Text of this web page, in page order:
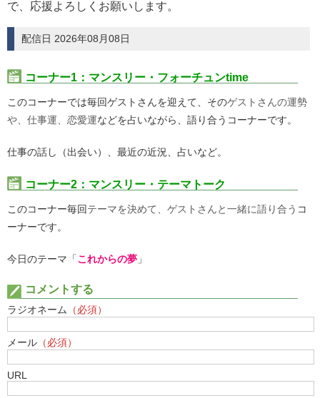
で、応援よろしくお願いします。
配信日 2026年08月08日
コーナー1：マンスリー・フォーチュンtime
このコーナーでは毎回ゲストさんを迎えて、そのゲストさんの運勢
や、仕事運、恋愛運などを占いながら、語り合うコーナーです。
仕事の話し（出会い）、最近の近況、占いなど。
コーナー2：マンスリー・テーマトーク
このコーナー毎回テーマを決めて、ゲストさんと一緒に語り合う コ
ーナーです。
今日のテーマ「これからの夢 」
コメントする
ラジオネーム （必須）
メール （必須）
URL